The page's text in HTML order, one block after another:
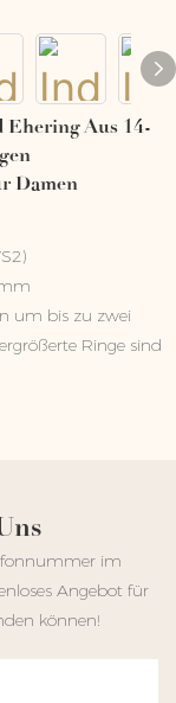
Ehering Aus 14-
Damen
um bis zu zwei
Ringe sind
im
Angebot für
können!